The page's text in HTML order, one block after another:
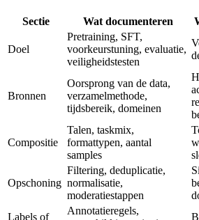
Sectie Wat documenteren
Doel
Pretraining, SFT,
voorkeurstuning, evaluatie,
veiligheidstesten
Bronnen
Oorsprong van de data,
verzamelmethode,
tijdsbereik, domeinen
Compositie
Talen, taskmix,
formattypen, aantal
samples
Opschoning
Filtering, deduplicatie,
normalisatie,
moderatiestappen
Labels of
Annotatieregels,